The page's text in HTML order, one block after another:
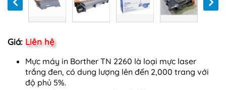
Giá: Liên hệ
Mực máy in Borther TN 2260 là loại mực laser
trắng đen, có dung lượng lên đến 2,000 trang với
độ phủ 5%.